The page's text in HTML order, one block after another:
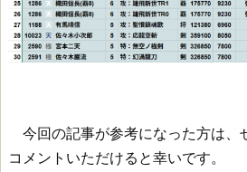
今回の記事が参考になった方は
コメントいただけると幸いです。